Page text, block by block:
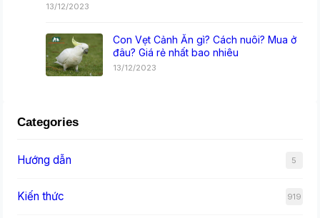
13/12/2023
Con Vẹt Cảnh Ăn gì? Cách nuôi? Mua ở
đâu? Giá rẻ nhất bao nhiêu
13/12/2023
Categories
Hướng dẫn 5
Kiến thức 919